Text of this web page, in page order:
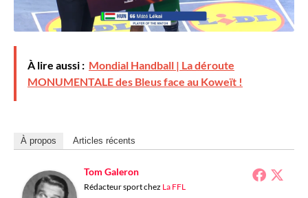
À lire aussi : Mondial Handball | La déroute
MONUMENTALE des Bleus face au Koweït !
À propos Articles récents
Tom Galeron
Rédacteur sportchez La FFL